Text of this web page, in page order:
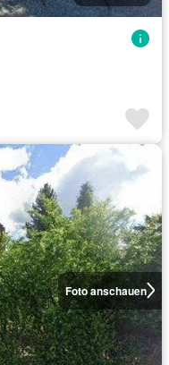
Foto anschauen